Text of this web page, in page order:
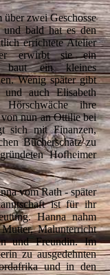
zwei Geschosse
und bald hat es den
errichtete Atelier
erwirbt sie ein
baut ein kleines
Wenig später gibt
auch Elisabeth
ihre
nun an Ottilie bei
sich mit Finanzen,
Bücherschatz zu
Hofheimer
vom Rath - später
ist für ihr
Hanna nahm
Malunterricht
und Freundin. Im
zu ausgedehnten
und in den